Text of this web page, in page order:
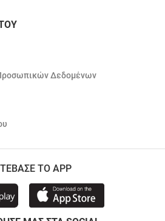
Δεδομένων
ΤΟ APP